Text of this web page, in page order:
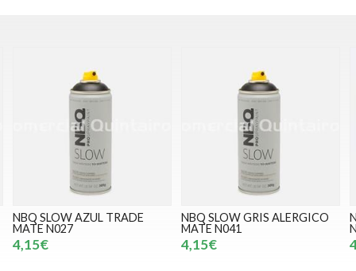
NBQ SLOW GRIS ALERGICO
MATE N041
4,15€
NBQ SLOW NEGRO MATE
N050
4,15€